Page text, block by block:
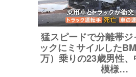
猛スピードで分離帯
ックにミサイルした
万）乗りの23歳男性
模様…